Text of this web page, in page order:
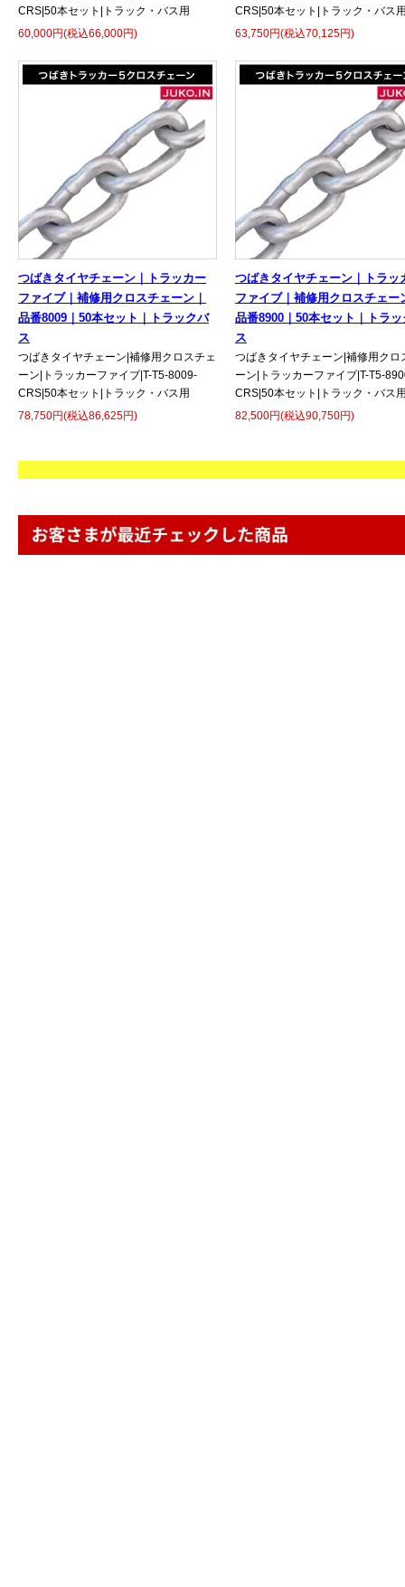
CRS|50本セット|トラック・バス用
60,000円(税込66,000円)
CRS|50本セット|トラック・バス
63,750円(税込70,125円)
つばきタイヤチェーン｜トラッカー
ファイブ｜補修用クロスチェーン｜
品番8009｜50本セット｜トラックバ
ス
つばきタイヤチェーン|補修用クロスチェ
ーン|トラッカーファイブ|T-T5-8009-
CRS|50本セット|トラック・バス用
78,750円(税込86,625円)
つばきタイヤチェーン｜トラッ
ファイブ｜補修用クロスチェー
品番8900｜50本セット｜トラッ
ス
つばきタイヤチェーン|補修用クロ
ーン|トラッカーファイブ|T-T5-
CRS|50本セット|トラック・バス
82,500円(税込90,750円)